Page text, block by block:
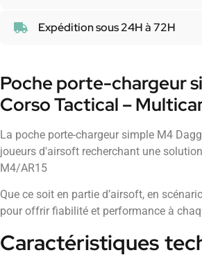
Expédition sous 24H à 72H
Poche porte-chargeur
Corso Tactical –
La poche porte-chargeur simple M4
joueurs d'airsoft recherchant une
M4/AR15
Que ce soit en partie d’airsoft, en
pour offrir fiabilité et performance à
Caractéristiques